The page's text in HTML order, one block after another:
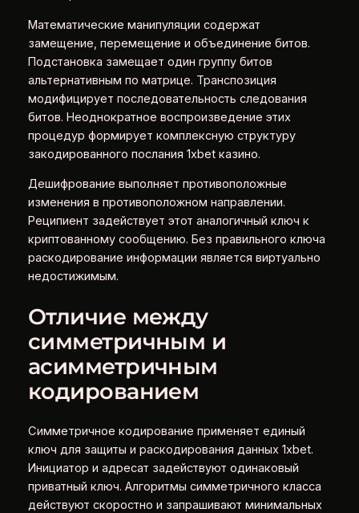
Математические манипуляции содержат
замещение, перемещение и объединение битов.
Подстановка замещает один группу битов
альтернативным по матрице. Транспозиция
модифицирует последовательность следования
битов. Неоднократное воспроизведение этих
процедур формирует комплексную структуру
закодированного послания 1xbet казино.
Дешифрование выполняет противоположные
изменения в противоположном направлении.
Реципиент задействует этот аналогичный ключ к
криптованному сообщению. Без правильного ключа
раскодирование информации является виртуально
недостижимым.
Отличие между
симметричным и
асимметричным
кодированием
Симметричное кодирование применяет единый
ключ для защиты и раскодирования данных 1xbet.
Инициатор и адресат задействуют одинаковый
приватный ключ. Алгоритмы симметричного класса
действуют скоростно и запрашивают минимальных